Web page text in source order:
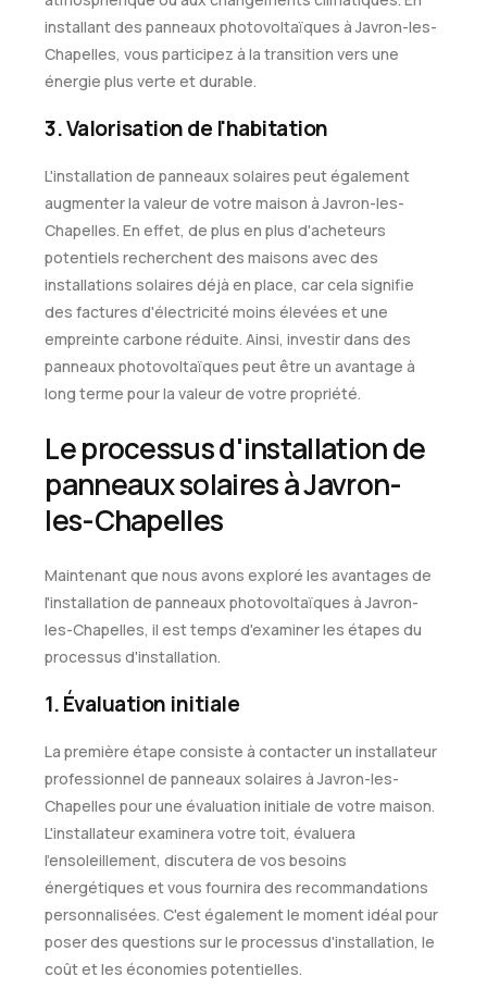
installant des panneaux photovoltaïques à Javron-les-
Chapelles, vous participez à la transition vers une
énergie plus verte et durable.
3. Valorisation de l'habitation
L'installation de panneaux solaires peut également
augmenter la valeur de votre maison à Javron-les-
Chapelles. En effet, de plus en plus d'acheteurs
potentiels recherchent des maisons avec des
installations solaires déjà en place, car cela signifie
des factures d'électricité moins élevées et une
empreinte carbone réduite. Ainsi, investir dans des
panneaux photovoltaïques peut être un avantage à
long terme pour la valeur de votre propriété.
Le processus d'installation de
panneaux solaires à Javron-
les-Chapelles
Maintenant que nous avons exploré les avantages de
l'installation de panneaux photovoltaïques à Javron-
les-Chapelles, il est temps d'examiner les étapes du
processus d'installation.
1. Évaluation initiale
La première étape consiste à contacter un installateur
professionnel de panneaux solaires à Javron-les-
Chapelles pour une évaluation initiale de votre maison.
L'installateur examinera votre toit, évaluera
l'ensoleillement, discutera de vos besoins
énergétiques et vous fournira des recommandations
personnalisées. C'est également le moment idéal pour
poser des questions sur le processus d'installation, le
coût et les économies potentielles.